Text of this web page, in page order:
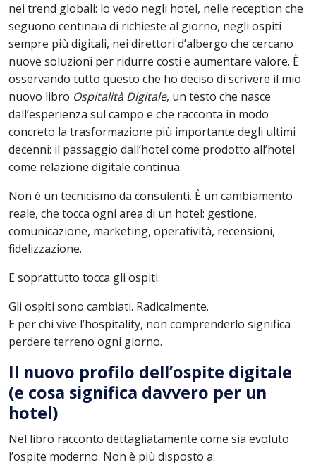
nei trend globali: lo vedo negli hotel, nelle reception che
seguono centinaia di richieste al giorno, negli ospiti
sempre più digitali, nei direttori d’albergo che cercano
nuove soluzioni per ridurre costi e aumentare valore. È
osservando tutto questo che ho deciso di scrivere il mio
nuovo libro Ospitalità Digitale, un testo che nasce
dall’esperienza sul campo e che racconta in modo
concreto la trasformazione più importante degli ultimi
decenni: il passaggio dall’hotel come prodotto all’hotel
come relazione digitale continua.
Non è un tecnicismo da consulenti. È un cambiamento
reale, che tocca ogni area di un hotel: gestione,
comunicazione, marketing, operatività, recensioni,
fidelizzazione.
E soprattutto tocca gli ospiti.
Gli ospiti sono cambiati. Radicalmente.
E per chi vive l’hospitality, non comprenderlo significa
perdere terreno ogni giorno.
Il nuovo profilo dell’ospite digitale
(e cosa significa davvero per un
hotel)
Nel libro racconto dettagliatamente come sia evoluto
l’ospite moderno. Non è più disposto a: